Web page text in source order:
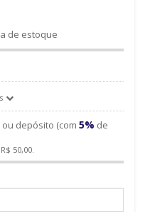
de estoque
depósito (com 5% de
50,00.